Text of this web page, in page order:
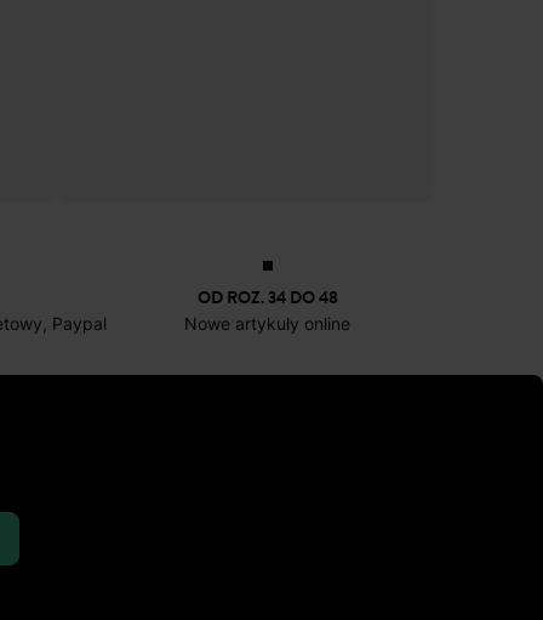
Paypal
OD ROZ. 34 DO 48
Nowe artykuły online